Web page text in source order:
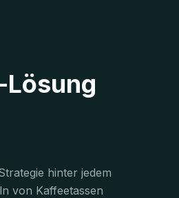
Lösung
hinter jedem
von Kaffeetassen